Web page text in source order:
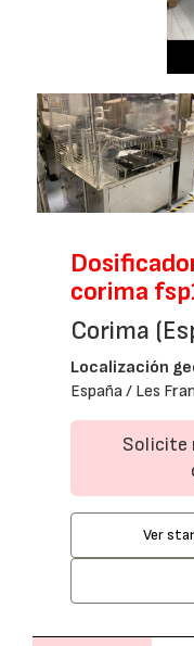
corima
Corima
Localización
España / Les
Solicite
Ver